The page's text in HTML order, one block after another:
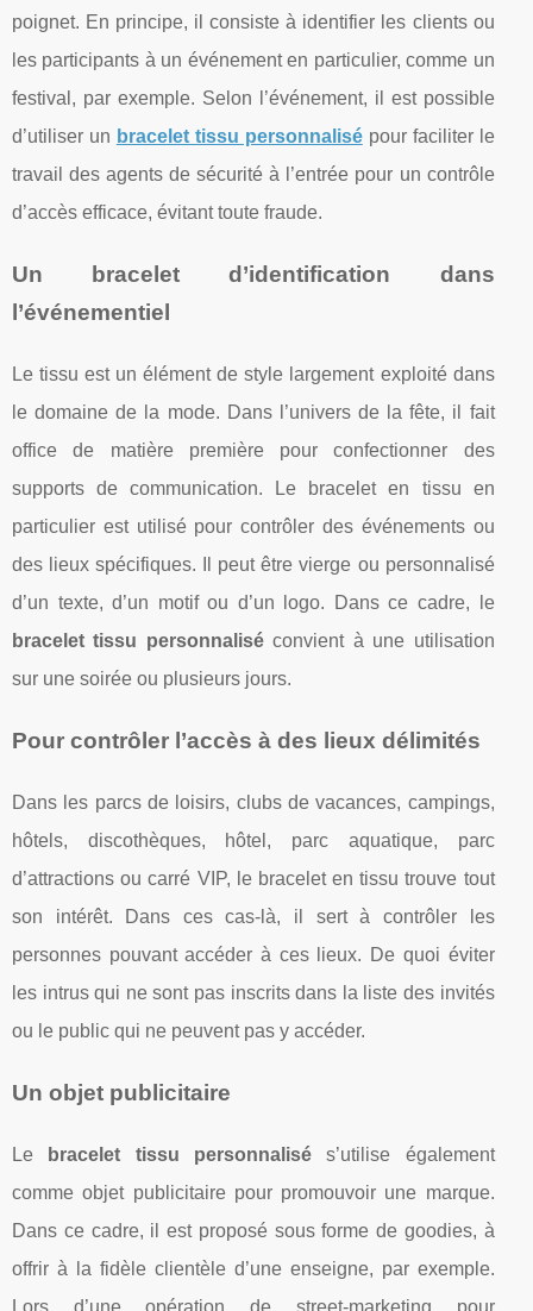
poignet. En principe, il consiste à identifier les clients ou
les participants à un événement en particulier, comme un
festival, par exemple. Selon l’événement, il est possible
d’utiliser un bracelet tissu personnalisépour faciliter le
travail des agents de sécurité à l’entrée pour un contrôle
d’accès efficace, évitant toute fraude.
Un bracelet d’identification dans
l’événementiel
Le tissu est un élément de style largement exploité dans
le domaine de la mode. Dans l’univers de la fête, il fait
office de matière première pour confectionner des
supports de communication. Le bracelet en tissu en
particulier est utilisé pour contrôler des événements ou
des lieux spécifiques. Il peut être vierge ou personnalisé
d’un texte, d’un motif ou d’un logo. Dans ce cadre, le
bracelet tissu personnaliséconvient à une utilisation
sur une soirée ou plusieurs jours.
Pour contrôler l’accès à des lieux délimités
Dans les parcs de loisirs, clubs de vacances, campings,
hôtels, discothèques, hôtel, parc aquatique, parc
d’attractions ou carré VIP, le bracelet en tissu trouve tout
son intérêt. Dans ces cas-là, il sert à contrôler les
personnes pouvant accéder à ces lieux. De quoi éviter
les intrus qui ne sont pas inscrits dans la liste des invités
ou le public qui ne peuvent pas y accéder.
Un objet publicitaire
Le bracelet tissu personnalisés’utilise également
comme objet publicitaire pour promouvoir une marque.
Dans ce cadre, il est proposé sous forme de goodies, à
offrir à la fidèle clientèle d’une enseigne, par exemple.
Lors d’une opération de street-marketing pour